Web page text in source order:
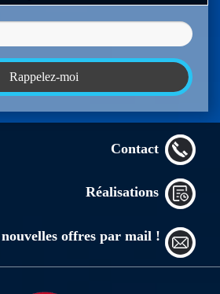
Contact
Réalisations
offres par mail !